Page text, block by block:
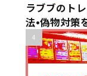
ラブブのト
法•偽物対策